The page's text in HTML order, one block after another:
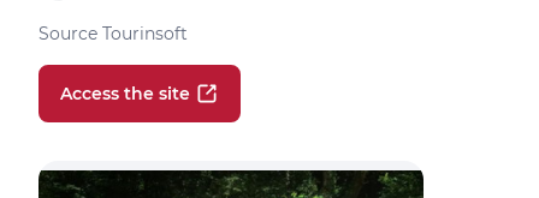
Source Tourinsoft
Access the site